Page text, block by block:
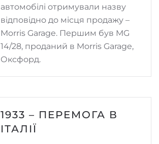
автомобілі отримували назву
відповідно до місця продажу –
Morris Garage. Першим був MG
14/28, проданий в Morris Garage,
Оксфорд.
1933 – ПЕРЕМОГА В
ІТАЛІЇ